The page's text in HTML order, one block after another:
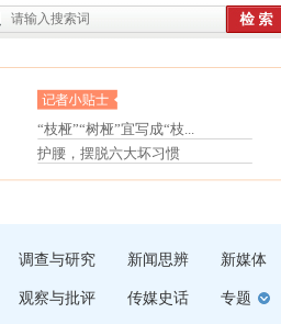
眼白变红或是结膜下出血
“枝桠”“树桠”宜写成“枝...
夏天缓解疲劳有三招
护腰，摆脱六大坏习惯
受伤了冰敷还是热敷
调查与研究 新闻思辨 新媒体
观察与批评 传媒史话 专题